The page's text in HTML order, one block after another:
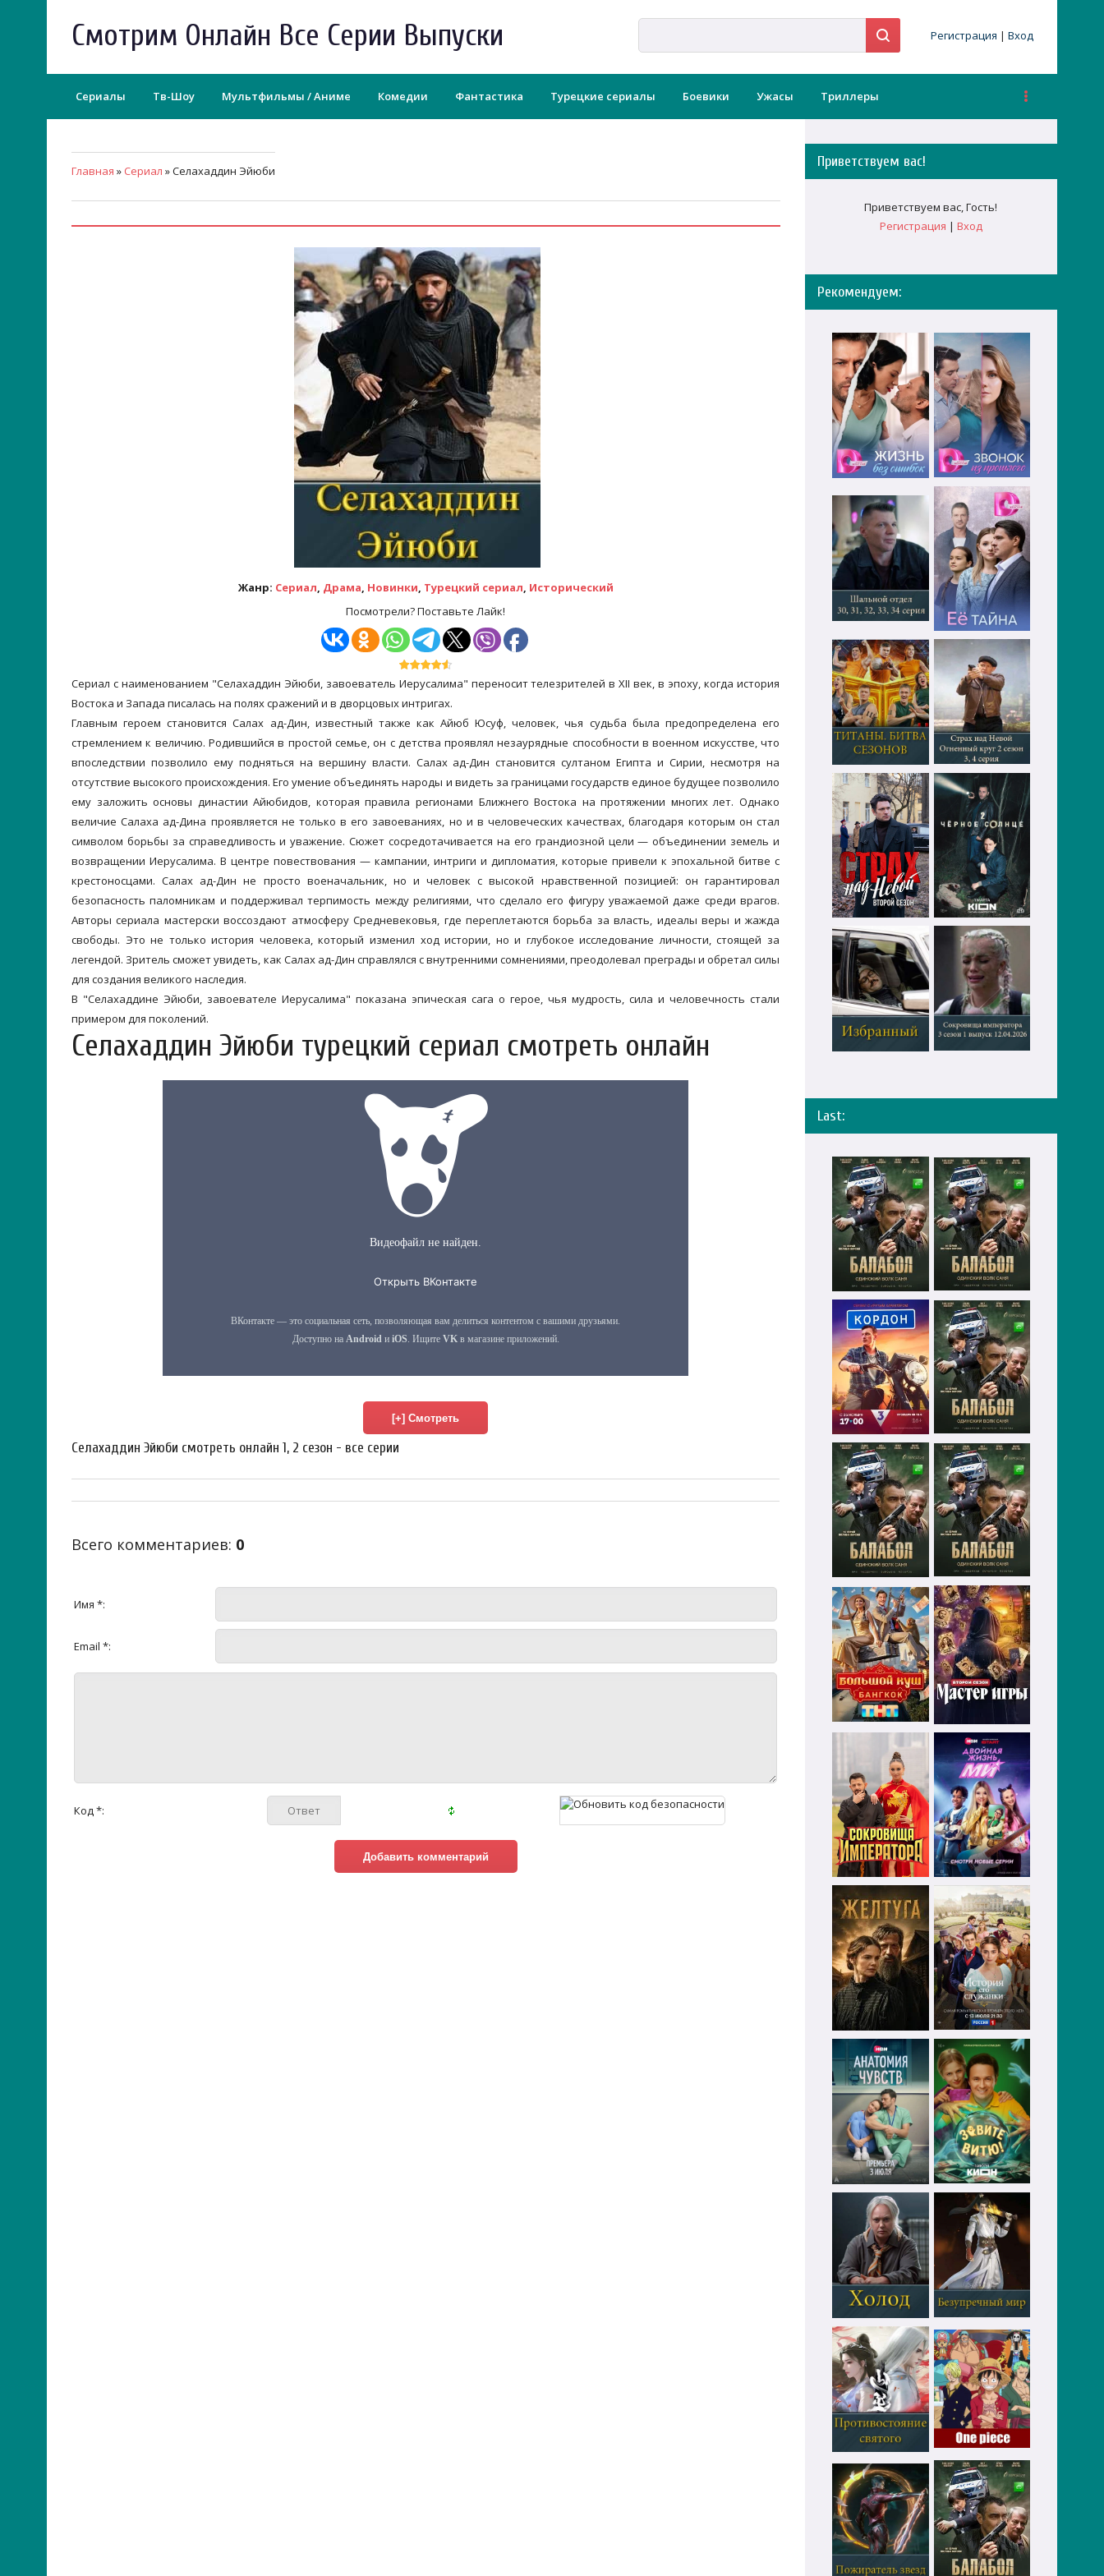
Смотрим Онлайн Все Серии Выпуски Регистрация | Вход
Сериалы Тв-Шоу Мультфильмы / Аниме Комедии Фантастика Турецкие сериалы Боевики Ужасы Триллеры
Главная » Сериал » Селахаддин Эйюби
Жанр: Сериал, Драма, Новинки, Турецкий сериал, Исторический
Посмотрели? Поставьте Лайк!
Сериал с наименованием "Селахаддин Эйюби, завоеватель Иерусалима" переносит телезрителей в XII век, в эпоху, когда история
Востока и Запада писалась на полях сражений и в дворцовых интригах.
Главным героем становится Салах ад-Дин, известный также как Айюб Юсуф, человек, чья судьба была предопределена его
стремлением к величию. Родившийся в простой семье, он с детства проявлял незаурядные способности в военном искусстве, что
впоследствии позволило ему подняться на вершину власти. Салах ад-Дин становится султаном Египта и Сирии, несмотря на
отсутствие высокого происхождения. Его умение объединять народы и видеть за границами государств единое будущее позволило
ему заложить основы династии Айюбидов, которая правила регионами Ближнего Востока на протяжении многих лет. Однако
величие Салаха ад-Дина проявляется не только в его завоеваниях, но и в человеческих качествах, благодаря которым он стал
символом борьбы за справедливость и уважение. Сюжет сосредотачивается на его грандиозной цели — объединении земель и
возвращении Иерусалима. В центре повествования — кампании, интриги и дипломатия, которые привели к эпохальной битве с
крестоносцами. Салах ад-Дин не просто военачальник, но и человек с высокой нравственной позицией: он гарантировал
безопасность паломникам и поддерживал терпимость между религиями, что сделало его фигуру уважаемой даже среди врагов.
Авторы сериала мастерски воссоздают атмосферу Средневековья, где переплетаются борьба за власть, идеалы веры и жажда
свободы. Это не только история человека, который изменил ход истории, но и глубокое исследование личности, стоящей за
легендой. Зритель сможет увидеть, как Салах ад-Дин справлялся с внутренними сомнениями, преодолевал преграды и обретал силы
для создания великого наследия.
В "Селахаддине Эйюби, завоевателе Иерусалима" показана эпическая сага о герое, чья мудрость, сила и человечность стали
примером для поколений.
Селахаддин Эйюби турецкий сериал смотреть онлайн
Селахаддин Эйюби смотреть онлайн 1, 2 сезон - все серии
Всего комментариев: 0
Имя *:
Email *:
Код *:
Приветствуем вас!
Приветствуем вас,Гость!
Регистрация | Вход
Рекомендуем:
Last: